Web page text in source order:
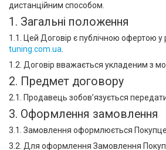
Акції
Політика конфіденційності
Договір оферти
дистанційним способом.
1. Загальні положення
1.1. Цей Договір є публічною офертою у
tuning.com.ua
1.2. Договір вважається укладеним з
2. Предмет договору
2.1. Продавець зобов’язується
3. Оформлення замовлення
3.1. Замовлення оформлюється
3.2. Для оформлення Замовлення